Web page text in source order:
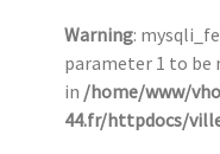
Warning:
parameter 1 to be
in /home/www/
44.fr/httpdocs/